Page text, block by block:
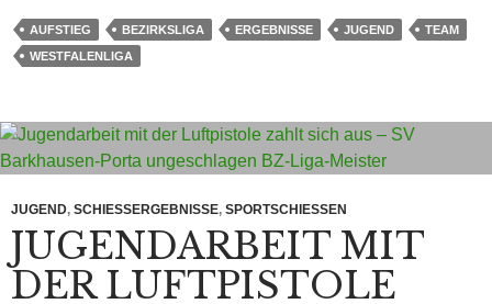
AUFSTIEG BEZIRKSLIGA ERGEBNISSE JUGEND
TEAM
WESTFALENLIGA
JUGEND, SCHIESSERGEBNISSE , SPORTSCHIESSEN
JUGENDARBEIT MIT
DER LUFTPISTOLE